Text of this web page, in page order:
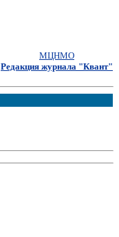
МЦНМО
Редакция журнала "Квант"